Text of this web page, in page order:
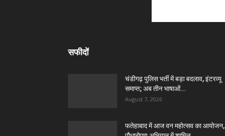
सफीदों
चंडीगढ़ पुलिस भर्ती में बड़ा बदलाव, इंटरव्यू
समाप्त; अब तीन भाषाओं...
August 7, 2026
फतेहाबाद में आज वन महोत्सव का आयोजन,